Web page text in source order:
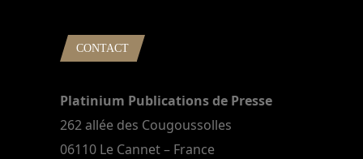
CONTACT
Platinium Publications de Presse
262 allée des Cougoussolles
06110 Le Cannet – France